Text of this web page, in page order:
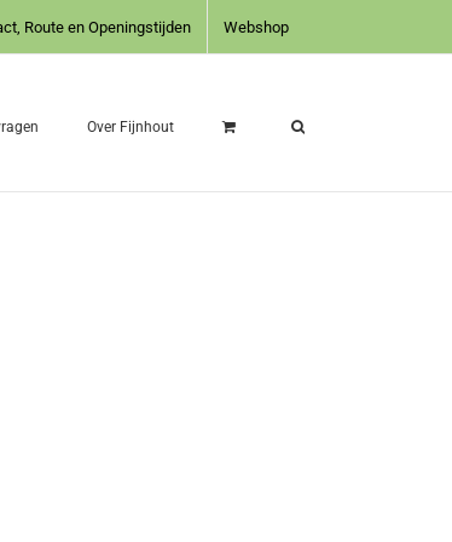
Route en Openingstijden Webshop
Over Fijnhout